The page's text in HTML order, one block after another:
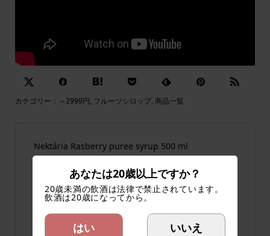
カテゴリー： ～2999円, フルーツシロップ, 商品一覧
Nektária Rasberry puree syrup 500 ml
(税込)
数量
在庫有り
あなたは20歳以上ですか？
20歳未満の飲酒は法律で禁止されています。
飲酒は20歳になってから。
はい いいえ